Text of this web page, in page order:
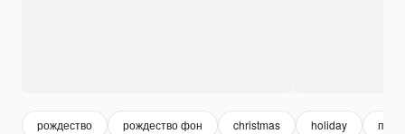
рождество рождество фон christmas holiday